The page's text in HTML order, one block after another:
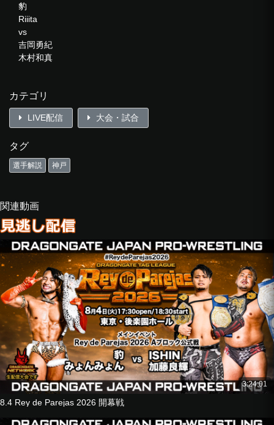
豹
Riiita
vs
吉岡勇紀
木村和真
《バトルロイヤル出場選手》
フラミータ
望月ジュニア
しゃちほこBOY
他花師
■6人タッグマッチ
ホー・リー
リーチ富永
vs
ストロングマシーン・J
U-T
GuC
■6人タッグマッチ
箕浦康太
望月成晃
神田裕之
vs
KAI
ジェイソン・リー
カテゴリ
LIVE配信 大会・試合
タグ
選手解説 神戸
関連動画
3:24:01
8.4 Rey de Parejas 2026 開幕戦